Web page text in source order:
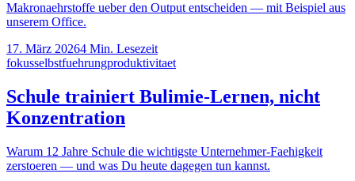
Makronaehrstoffe ueber den Output entscheiden — mit Beispiel aus
unserem Office.
17. März 20264 Min. Lesezeit
fokusselbstfuehrungproduktivitaet
Schule trainiert Bulimie-Lernen, nicht
Konzentration
Warum 12 Jahre Schule die wichtigste Unternehmer-Faehigkeit
zerstoeren — und was Du heute dagegen tun kannst.